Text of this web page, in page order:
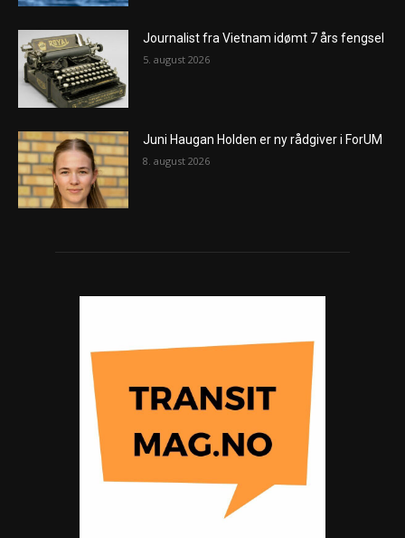
Journalist fra Vietnam idømt 7 års fengsel
5. august 2026
Juni Haugan Holden er ny rådgiver i ForUM
8. august 2026